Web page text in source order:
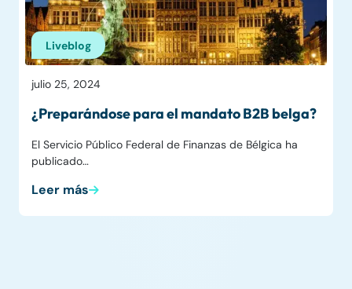
Liveblog
julio 25, 2024
¿Preparándose para el mandato B2B belga?
El Servicio Público Federal de Finanzas de Bélgica ha
publicado…
Leer más